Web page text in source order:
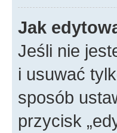
Jak
Jeśli nie
i usuwać
sposób
przycisk